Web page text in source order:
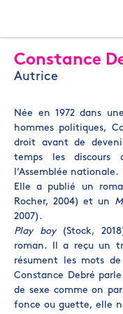
Constance
Autrice
Née en 1972 dans
hommes politiques,
droit avant de
temps les discours
l’Assemblée nationale.
Elle a publié un
Rocher, 2004) et un
2007).
Play boy (Stock,
roman. Il a reçu un
résument les mots
Constance Debré
de sexe comme on
fonce ou guette, elle